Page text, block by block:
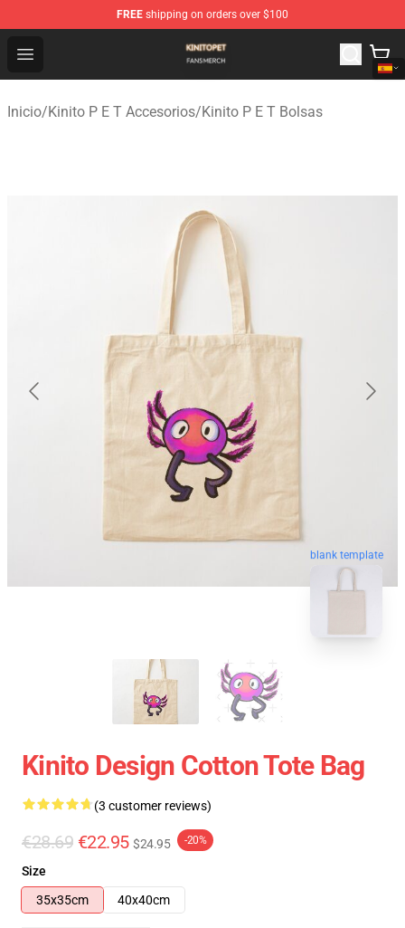
FREE shipping on orders over $100
Open menu
Kinito P E T Shop - Official Kinito P E T Merchandise
Inicio/Kinito P E T Accesorios/Kinito P E T Bolsas
blank template
Kinito Design Cotton Tote Bag
(3 customer reviews)
€28.69 €22.95 $24.95 -20%
Size
35x35cm
40x40cm